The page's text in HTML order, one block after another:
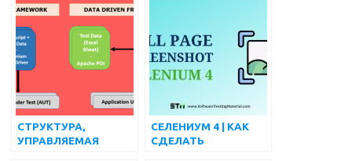
СТРУКТУРА,
УПРАВЛЯЕМАЯ
СЕЛЕНИУМ 4 | КАК
СДЕЛАТЬ